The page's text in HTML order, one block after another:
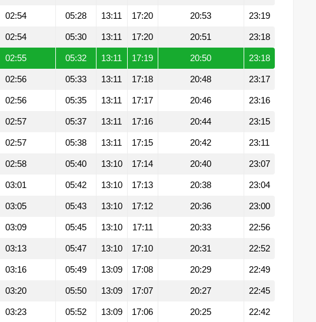
02:54 05:28 13:11 17:20 20:53 23:19
02:54 05:30 13:11 17:20 20:51 23:18
02:55 05:32 13:11 17:19 20:50 23:18
02:56 05:33 13:11 17:18 20:48 23:17
02:56 05:35 13:11 17:17 20:46 23:16
02:57 05:37 13:11 17:16 20:44 23:15
02:57 05:38 13:11 17:15 20:42 23:11
02:58 05:40 13:10 17:14 20:40 23:07
03:01 05:42 13:10 17:13 20:38 23:04
03:05 05:43 13:10 17:12 20:36 23:00
03:09 05:45 13:10 17:11 20:33 22:56
03:13 05:47 13:10 17:10 20:31 22:52
03:16 05:49 13:09 17:08 20:29 22:49
03:20 05:50 13:09 17:07 20:27 22:45
03:23 05:52 13:09 17:06 20:25 22:42